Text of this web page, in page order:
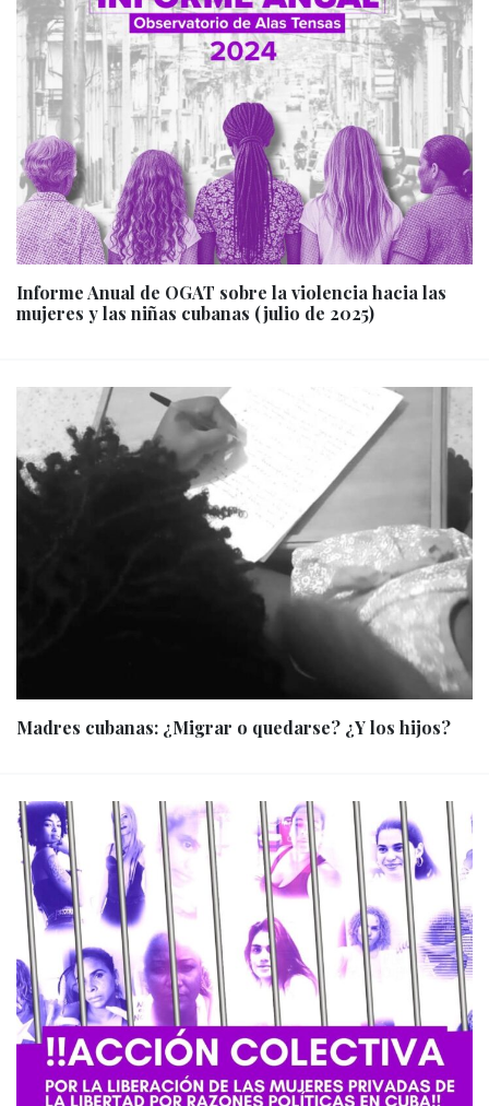
Informe Anual de OGAT sobre la violencia hacia las
mujeres y las niñas cubanas (julio de 2025)
Madres cubanas: ¿Migrar o quedarse? ¿Y los hijos?